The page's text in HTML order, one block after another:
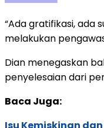
“Ada gratifikasi, ada
melakukan
Dian menegaskan
penyelesaian dari
Baca Juga:
Isu Kemiskinan